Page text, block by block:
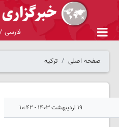
فارسی
صفحه اصلی ترکیه
۱۹ اردیبهشت ۱۴۰۳ - ۱۰:۴۲